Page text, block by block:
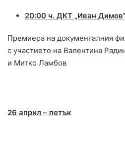
20:00 ч. ДКТ „Иван
Премиера на документалния
с участието на Валентина
и Митко Ламбов
26 април – петък